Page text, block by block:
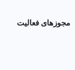
مجوزهای فعالیت